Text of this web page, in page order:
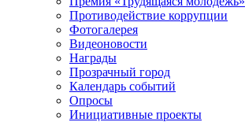
Противодействие коррупции
Фотогалерея
Видеоновости
Награды
Прозрачный город
Календарь событий
Опросы
Инициативные проекты